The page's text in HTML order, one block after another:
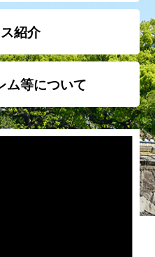
紹介
ム等について